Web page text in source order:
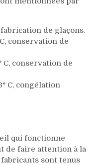
de glaçons.
conservation de
C, conservation de
C, congélation
qui fonctionne
de faire attention à la
sont tenus